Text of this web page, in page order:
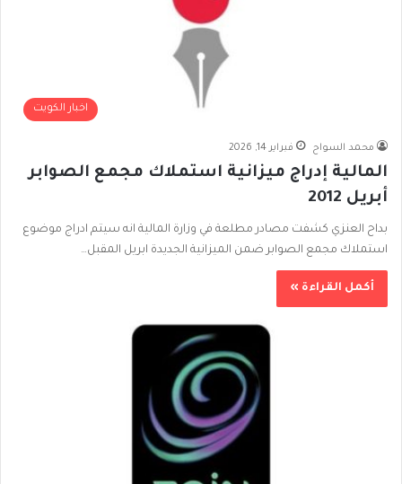
اخبار الكويت
محمد السواح فبراير 14, 2026
المالية إدراج ميزانية استملاك مجمع الصوابر
أبريل 2012
بداح العنزي كشفت مصادر مطلعة في وزارة المالية انه سيتم ادراج موضوع
استملاك مجمع الصوابر ضمن الميزانية الجديدة ابريل المقبل…
أكمل القراءة »